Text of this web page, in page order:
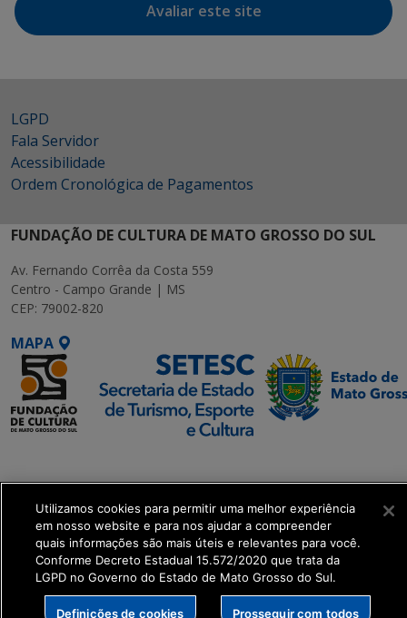
Avaliar este site
LGPD
Fala Servidor
Acessibilidade
Ordem Cronológica de Pagamentos
FUNDAÇÃO DE CULTURA DE MATO GROSSO DO SUL
Av. Fernando Corrêa da Costa 559
Centro - Campo Grande | MS
CEP: 79002-820
MAPA
Executiva de
Transformação Digital
get_footer();
Utilizamos cookies para permitir uma melhor experiência
em nosso website e para nos ajudar a compreender
quais informações são mais úteis e relevantes para você.
Conforme Decreto Estadual 15.572/2020 que trata da
LGPD no Governo do Estado de Mato Grosso do Sul.
Definições de cookies Prosseguir com todos